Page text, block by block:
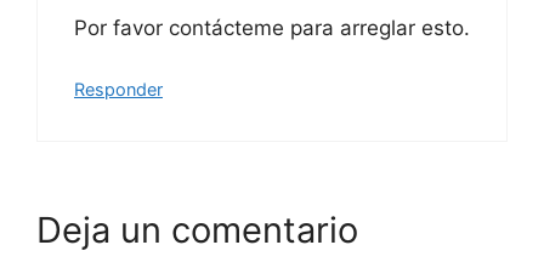
Por favor contácteme para arreglar esto.
Responder
Deja un comentario